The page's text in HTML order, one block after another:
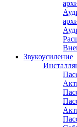
Звукоусиление